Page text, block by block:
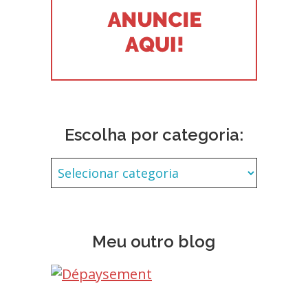
Escolha por categoria:
Meu outro blog